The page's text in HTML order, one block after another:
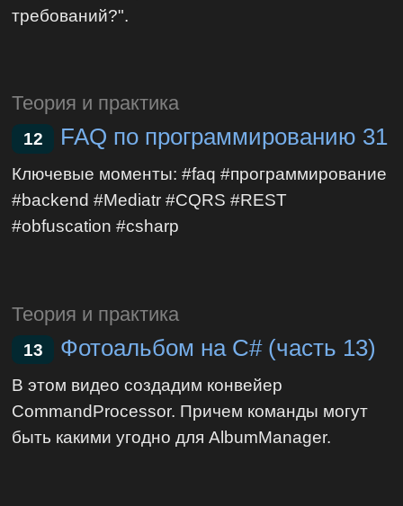
требований?".
Теория и практика
12 FAQ по программированию 31
Ключевые моменты: #faq #программирование
#backend #Mediatr #CQRS #REST
#obfuscation #csharp
Теория и практика
13 Фотоальбом на C# (часть 13)
В этом видео создадим конвейер
CommandProcessor. Причем команды могут
быть какими угодно для AlbumManager.